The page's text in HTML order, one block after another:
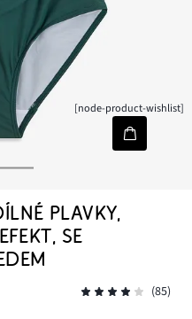
[node-product-wishlist]
PLAVKY,
SE
(85)